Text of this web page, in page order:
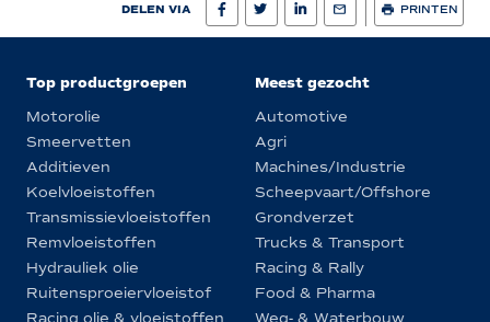
DELEN VIA PRINTEN
Top productgroepen
Motorolie
Smeervetten
Additieven
Koelvloeistoffen
Transmissievloeistoffen
Remvloeistoffen
Hydrauliek olie
Ruitensproeiervloeistof
Racing olie & vloeistoffen
Meest gezocht
Automotive
Agri
Machines/Industrie
Scheepvaart/Offshore
Grondverzet
Trucks & Transport
Racing & Rally
Food & Pharma
Weg- & Waterbouw